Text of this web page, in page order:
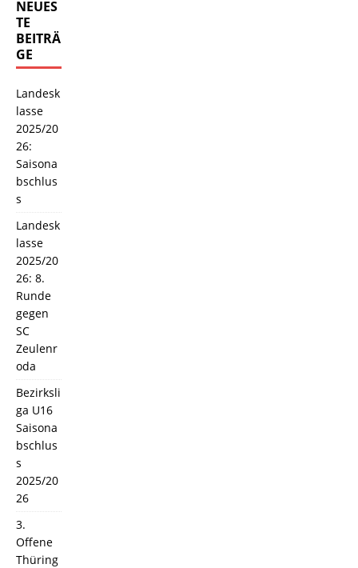
NEUES
TE
BEITRÄ
GE
Landesk
lasse
2025/20
26:
Saisona
bschlus
s
Landesk
lasse
2025/20
26: 8.
Runde
gegen
SC
Zeulenr
oda
Bezirksli
ga U16
Saisona
bschlus
s
2025/20
26
3.
Offene
Thüring